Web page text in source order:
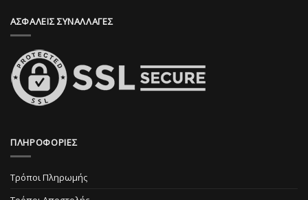
του
ΑΣΦΑΛΕΙΣ ΣΥΝΑΛΛΑΓΕΣ
ΠΛΗΡΟΦΟΡΙΕΣ
Τρόποι Πληρωμής